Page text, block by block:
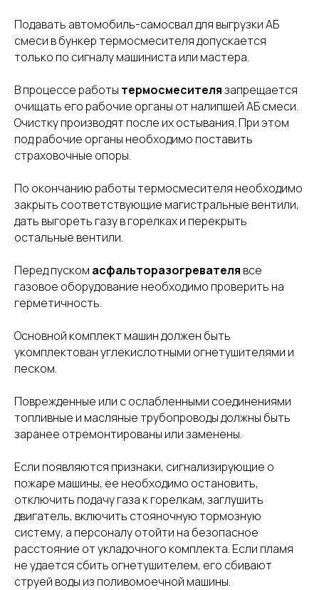
Подавать автомобиль-самосвал для выгрузки АБ
смеси в бункер термосмесителя допускается
только по сигналу машиниста или мастера.
В процессе работы термосмесителязапрещается
очищать его рабочие органы от налипшей АБ смеси.
Очистку производят после их остывания. При этом
под рабочие органы необходимо поставить
страховочные опоры.
По окончанию работы термосмесителя необходимо
закрыть соответствующие магистральные вентили,
дать выгореть газу в горелках и перекрыть
остальные вентили.
Перед пуском асфальторазогревателя все
газовое оборудование необходимо проверить на
герметичность.
Основной комплект машин должен быть
укомплектован углекислотными огнетушителями и
песком.
Поврежденные или с ослабленными соединениями
топливные и масляные трубопроводы должны быть
заранее отремонтированы или заменены.
Если появляются признаки, сигнализирующие о
пожаре машины, ее необходимо остановить,
отключить подачу газа к горелкам, заглушить
двигатель, включить стояночную тормозную
систему, а персоналу отойти на безопасное
расстояние от укладочного комплекта. Если пламя
не удается сбить огнетушителем, его сбивают
струей воды из поливомоечной машины.